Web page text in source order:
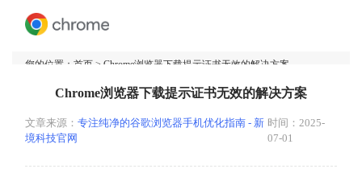
您的位置： 首页 > Chrome浏览器下载提示证书无效的解决方案
Chrome浏览器下载提示证书无效的解决方案
文章来源： 专注纯净的谷歌浏览器手机优化指南 - 新
境科技官网
时间：2025-
07-01